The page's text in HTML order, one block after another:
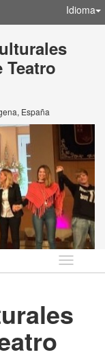
Idioma
Teatro
España
Idioma